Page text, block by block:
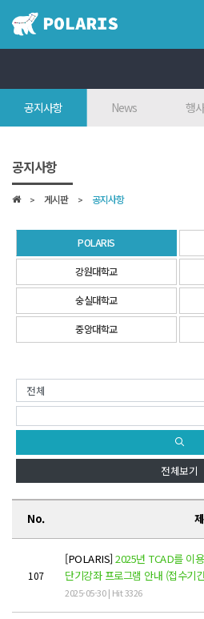
인재상
FAQ
참여대학/조직도
오시는 길
학위학사 안내
소개
POLAR expert
POLAR W-square
POLAR edu
공지사항 News 행사
공지사항
게시판 공지사항
POLARIS
강원대학교
숭실대학교
중앙대학교
전체보기
No.
107
[POLARIS] 2025년 TCAD를 이
단기강좌 프로그램 안내 (접수기
2025-05-30 | Hit 3326